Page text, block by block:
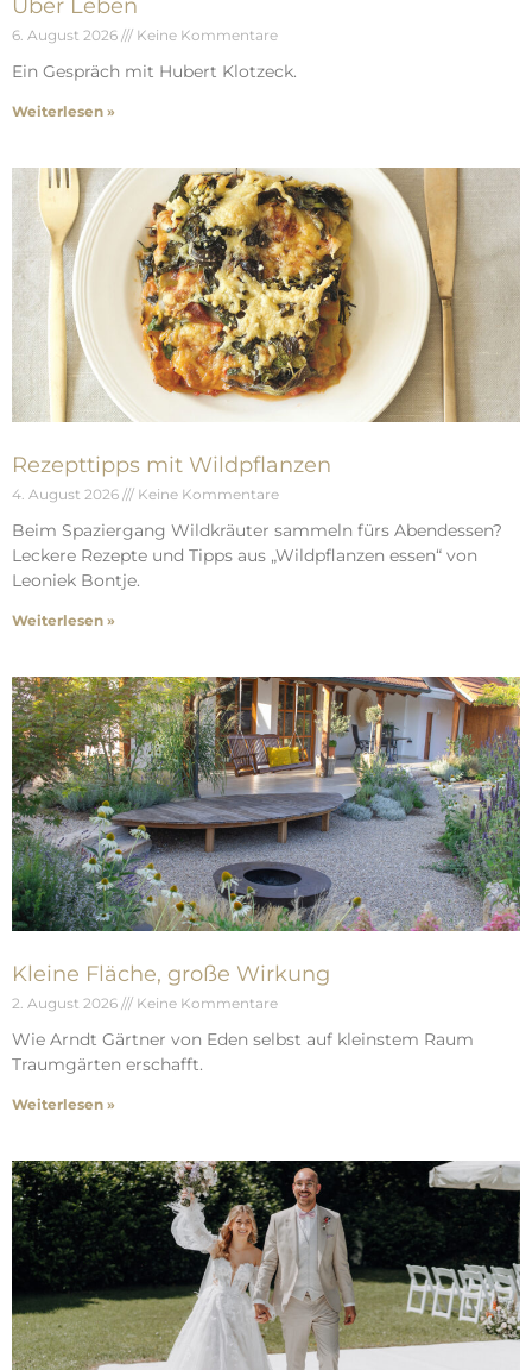
Über Leben
6. August 2026 Keine Kommentare
Ein Gespräch mit Hubert Klotzeck.
Weiterlesen »
Rezepttipps mit Wildpflanzen
4. August 2026 Keine Kommentare
Beim Spaziergang Wildkräuter sammeln fürs Abendessen?
Leckere Rezepte und Tipps aus „Wildpflanzen essen“ von
Leoniek Bontje.
Weiterlesen »
Kleine Fläche, große Wirkung
2. August 2026 Keine Kommentare
Wie Arndt Gärtner von Eden selbst auf kleinstem Raum
Traumgärten erschafft.
Weiterlesen »